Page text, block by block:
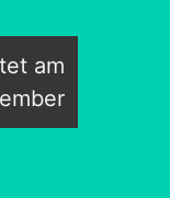
am